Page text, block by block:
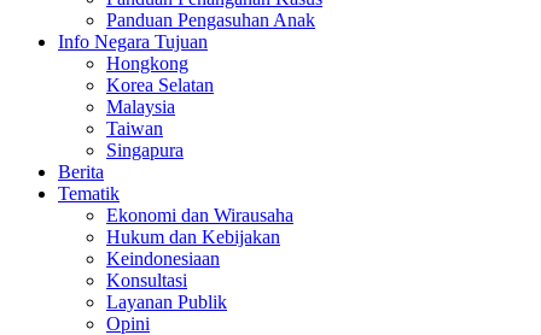
Panduan Pengasuhan Anak
Info Negara Tujuan
Hongkong
Korea Selatan
Malaysia
Taiwan
Singapura
Berita
Tematik
Ekonomi dan Wirausaha
Hukum dan Kebijakan
Keindonesiaan
Konsultasi
Layanan Publik
Opini